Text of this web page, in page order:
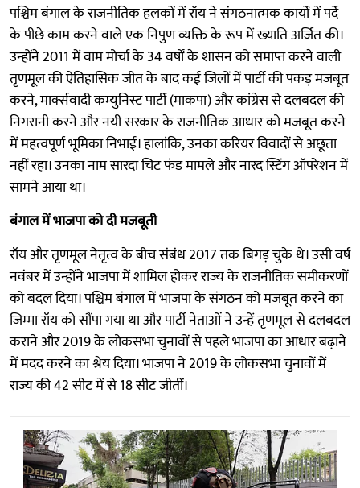
पश्चिम बंगाल के राजनीतिक हलकों में रॉय ने संगठनात्मक कार्यों में पर्दे
के पीछे काम करने वाले एक निपुण व्यक्ति के रूप में ख्याति अर्जित की।
उन्होंने 2011 में वाम मोर्चा के 34 वर्षों के शासन को समाप्त करने वाली
तृणमूल की ऐतिहासिक जीत के बाद कई जिलों में पार्टी की पकड़ मजबूत
करने, मार्क्सवादी कम्युनिस्ट पार्टी (माकपा) और कांग्रेस से दलबदल की
निगरानी करने और नयी सरकार के राजनीतिक आधार को मजबूत करने
में महत्वपूर्ण भूमिका निभाई। हालांकि, उनका करियर विवादों से अछूता
नहीं रहा। उनका नाम सारदा चिट फंड मामले और नारद स्टिंग ऑपरेशन में
सामने आया था।
बंगाल में भाजपा को दी मजबूती
रॉय और तृणमूल नेतृत्व के बीच संबंध 2017 तक बिगड़ चुके थे। उसी वर्ष
नवंबर में उन्होंने भाजपा में शामिल होकर राज्य के राजनीतिक समीकरणों
को बदल दिया। पश्चिम बंगाल में भाजपा के संगठन को मजबूत करने का
जिम्मा रॉय को सौंपा गया था और पार्टी नेताओं ने उन्हें तृणमूल से दलबदल
कराने और 2019 के लोकसभा चुनावों से पहले भाजपा का आधार बढ़ाने
में मदद करने का श्रेय दिया। भाजपा ने 2019 के लोकसभा चुनावों में
राज्य की 42 सीट में से 18 सीट जीतीं।